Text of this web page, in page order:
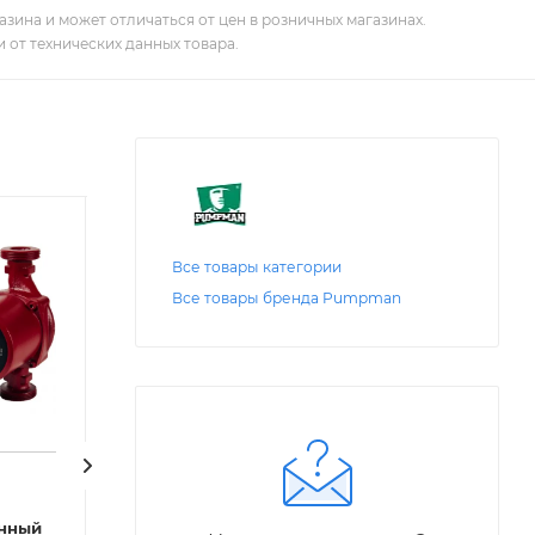
и может отличаться от цен в розничных магазинах.
технических данных товара.
Все товары категории
Все товары бренда Pumpman